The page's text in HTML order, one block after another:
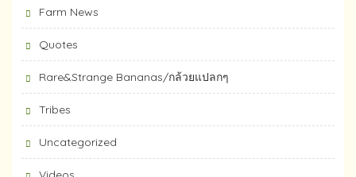
Farm News
Quotes
Rare&Strange Bananas/กล้วยแปลกๆ
Tribes
Uncategorized